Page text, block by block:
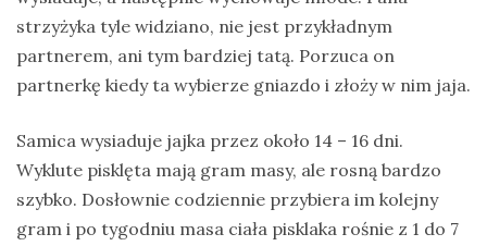
strzyżyka tyle widziano, nie jest przykładnym
partnerem, ani tym bardziej tatą. Porzuca on
partnerkę kiedy ta wybierze gniazdo i złoży w nim jaja.
Samica wysiaduje jajka przez około 14 – 16 dni.
Wyklute pisklęta mają gram masy, ale rosną bardzo
szybko. Dosłownie codziennie przybiera im kolejny
gram i po tygodniu masa ciała pisklaka rośnie z 1 do 7